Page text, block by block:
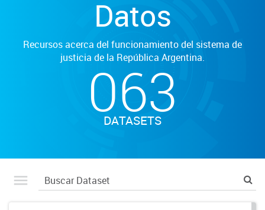
Datos
Recursos acerca del funcionamiento del sistema de
justicia de la República Argentina.
063
DATASETS